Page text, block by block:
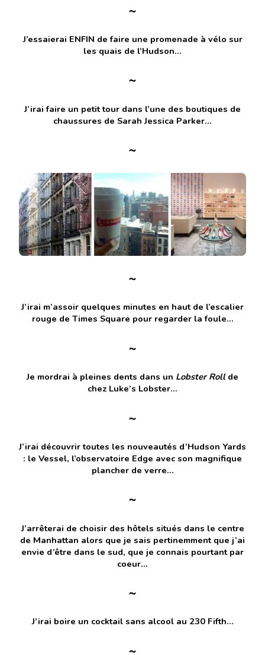
~
J’essaierai ENFIN de faire une promenade à vélo sur
les quais de l’Hudson…
~
J’irai faire un petit tour dans l’une des boutiques de
chaussures de Sarah Jessica Parker…
~
~
J’irai m’assoir quelques minutes en haut de l’escalier
rouge de Times Square pour regarder la foule…
~
Je mordrai à pleines dents dans un Lobster Rollde
chez Luke’s Lobster…
~
J’irai découvrir toutes les nouveautés d’Hudson Yards
: le Vessel, l’observatoire Edge avec son magnifique
plancher de verre…
~
J’arrêterai de choisir des hôtels situés dans le centre
de Manhattan alors que je sais pertinemment que j’ai
envie d’être dans le sud, que je connais pourtant par
coeur…
~
J’irai boire un cocktail sans alcool au 230 Fifth…
~